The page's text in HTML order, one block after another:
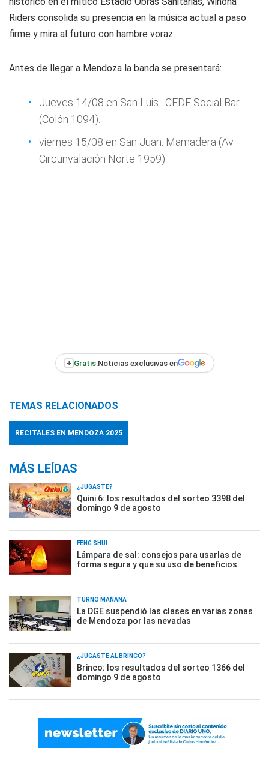
Riders consolida su presencia en la música actual a paso
firme y mira al futuro con hambre voraz.
Antes de llegar a Mendoza la banda se presentará:
Jueves 14/08 en San Luis . CEDE Social Bar
(Colón 1094).
viernes 15/08 en San Juan. Mamadera (Av.
Circunvalación Norte 1959).
+ Gratis:Noticias exclusivas en
TEMAS RELACIONADOS
RECITALES EN MENDOZA 2025
MÁS LEÍDAS
¿JUGASTE?
Quini 6: los resultados del sorteo 3398 del
domingo 9 de agosto
FENG SHUI
Lámpara de sal: consejos para usarlas de
forma segura y que su uso de beneficios
TURNO MAÑANA
La DGE suspendió las clases en varias zonas
de Mendoza por las nevadas
¿JUGASTE AL BRINCO?
Brinco: los resultados del sorteo 1366 del
domingo 9 de agosto